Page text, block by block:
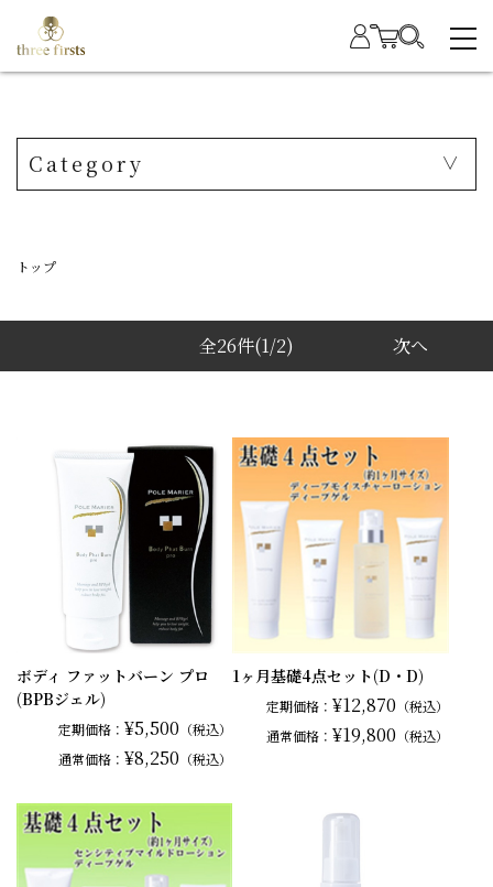
Category
トップ
全26件(1/2) 次へ
ボディ ファットバーン プロ
(BPBジェル)
定期価格： ¥5,500 （税込）
通常価格： ¥8,250 （税込）
1ヶ月基礎4点セット(D・D)
定期価格： ¥12,870 （税込）
通常価格： ¥19,800 （税込）